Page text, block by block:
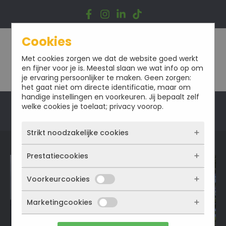
Offerte
Cookies
Met cookies zorgen we dat de website goed werkt
en fijner voor je is. Meestal slaan we wat info op om
je ervaring persoonlijker te maken. Geen zorgen:
het gaat niet om directe identificatie, maar om
handige instellingen en voorkeuren. Jij bepaalt zelf
welke cookies je toelaat; privacy voorop.
Strikt noodzakelijke cookies
Deze cookies zorgen ervoor dat de website
überhaupt werkt. Ze zijn dus altijd actief en
kunnen niet worden uitgezet. Meestal worden
ze alleen geplaatst als jij iets doet, zoals
inloggen, een formulier invullen of je
privacyvoorkeuren opslaan. Je kunt je browser
zo instellen dat hij deze cookies blokkeert of je
Prestatiecookies
Met deze cookies zien we hoe vaak onze site
bezocht wordt, waar bezoekers vandaan
komen en welke pagina’s populair zijn. Zo
kunnen we de website blijven verbeteren.
Alles wat we meten is anoniem, we weten dus
Voorkeurcookies
Deze cookies onthouden jouw voorkeuren.
Bijvoorbeeld taalkeuze of ingevulde gegevens.
Marketingcookies